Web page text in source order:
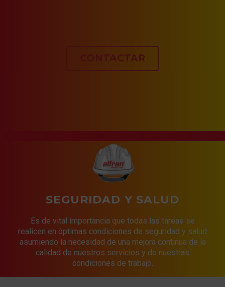
CONTACTAR
SEGURIDAD Y SALUD
Es de vital importancia que todas las tareas se
realicen en óptimas condiciones de seguridad y salud
asumiendo la necesidad de una mejora continua de la
calidad de nuestros servicios y de nuestras
condiciones de trabajo.